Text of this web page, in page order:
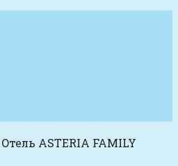
ASTERIA FAMILY